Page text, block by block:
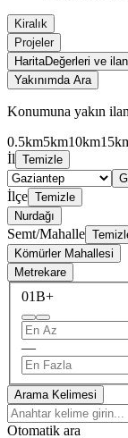
Kiralık
Projeler
HaritaDeğerleri ve
Yakınımda Ara
Konumuna yakın
0.5km5km10km
İl Temizle
İlçe Temizle
Nurdağı
Semt/Mahalle
Kömürler Mahallesi
Metrekare
01B+
—
Arama Kelimesi
Otomatik ara